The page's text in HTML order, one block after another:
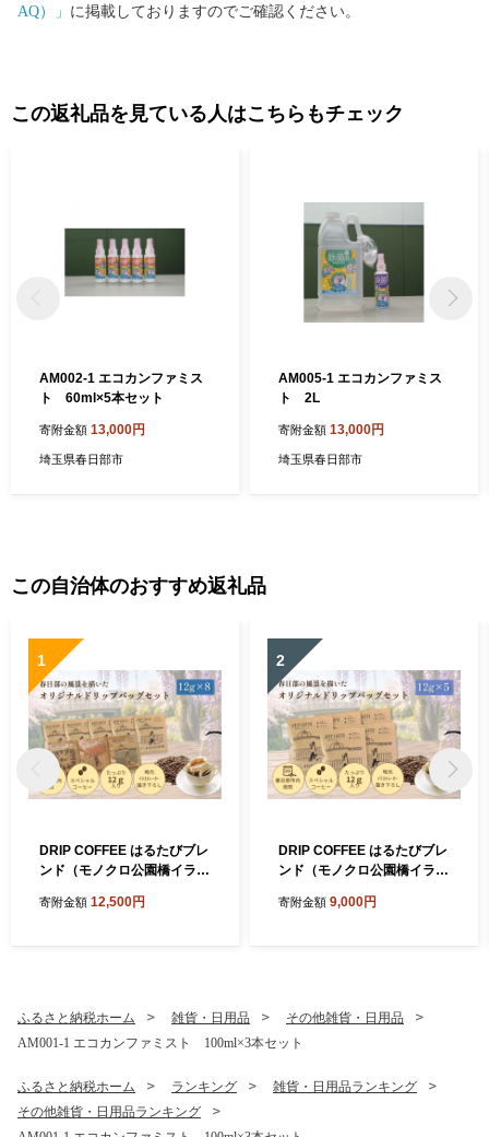
AQ）」 に掲載しておりますのでご確認ください。
この返礼品を見ている人はこちらもチェック
AM002-1 エコカンファミス
ト 60ml×5本セット
寄附金額 13,000円
埼玉県春日部市
AM005-1 エコカンファミス
ト 2L
寄附金額 13,000円
埼玉県春日部市
この自治体のおすすめ返礼品
1
DRIP COFFEE はるたびブレ
ンド（モノクロ公園橋イラス
公園橋・藤イラスト）3パッ
寄附金額 12,500円
2
DRIP COFFEE はるたびブレ
ンド（モノクロ公園橋イラス
市 自家焙煎 ドリップバッグ
寄附金額 9,000円
ふるさと納税ホーム 雑貨・日用品
その他雑貨・日用品
AM001-1 エコカンファミスト 100ml×3本セット
ふるさと納税ホーム ランキング
雑貨・日用品ランキング
その他雑貨・日用品ランキング